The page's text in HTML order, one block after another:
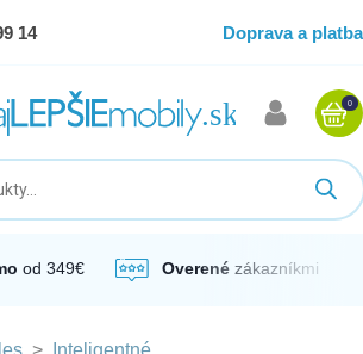
14 Doprava a platba
0
od 349€ Overené zákazníkmi